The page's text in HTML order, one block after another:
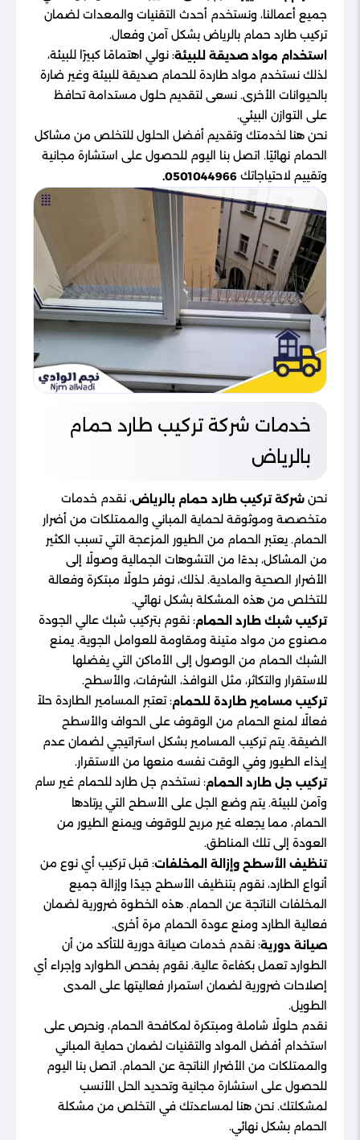
جميع أعمالنا، ونستخدم أحدث التقنيات والمعدات لضمان
تركيب طارد حمام بالرياض بشكل آمن وفعال.
استخدام مواد صديقة للبيئة: نولي اهتمامًا كبيرًا للبيئة،
لذلك نستخدم مواد طاردة للحمام صديقة للبيئة وغير ضارة
بالحيوانات الأخرى. نسعى لتقديم حلول مستدامة تحافظ
على التوازن البيئي.
نحن هنا لخدمتك وتقديم أفضل الحلول للتخلص من مشاكل
الحمام نهائيًا. اتصل بنا اليوم للحصول على استشارة مجانية
وتقييم لاحتياجاتك 0501044966.
خدمات شركة تركيب طارد حمام
بالرياض
نحن شركة تركيب طارد حمام بالرياض، نقدم خدمات
متخصصة وموثوقة لحماية المباني والممتلكات من أضرار
الحمام. يعتبر الحمام من الطيور المزعجة التي تسبب الكثير
من المشاكل، بدءًا من التشوهات الجمالية وصولًا إلى
الأضرار الصحية والمادية. لذلك، نوفر حلولًا مبتكرة وفعالة
للتخلص من هذه المشكلة بشكل نهائي.
تركيب شبك طارد الحمام: نقوم بتركيب شبك عالي الجودة
مصنوع من مواد متينة ومقاومة للعوامل الجوية. يمنع
الشبك الحمام من الوصول إلى الأماكن التي يفضلها
للاستقرار والتكاثر، مثل النوافذ، الشرفات، والأسطح.
تركيب مسامير طاردة للحمام: تعتبر المسامير الطاردة حلاً
فعالًا لمنع الحمام من الوقوف على الحواف والأسطح
الضيقة. يتم تركيب المسامير بشكل استراتيجي لضمان عدم
إيذاء الطيور وفي الوقت نفسه منعها من الاستقرار.
تركيب جل طارد الحمام: نستخدم جل طارد للحمام غير سام
وآمن للبيئة. يتم وضع الجل على الأسطح التي يرتادها
الحمام، مما يجعله غير مريح للوقوف ويمنع الطيور من
العودة إلى تلك المناطق.
تنظيف الأسطح وإزالة المخلفات: قبل تركيب أي نوع من
أنواع الطارد، نقوم بتنظيف الأسطح جيدًا وإزالة جميع
المخلفات الناتجة عن الحمام. هذه الخطوة ضرورية لضمان
فعالية الطارد ومنع عودة الحمام مرة أخرى.
صيانة دورية: نقدم خدمات صيانة دورية للتأكد من أن
الطوارد تعمل بكفاءة عالية. نقوم بفحص الطوارد وإجراء أي
إصلاحات ضرورية لضمان استمرار فعاليتها على المدى
الطويل.
نقدم حلولًا شاملة ومبتكرة لمكافحة الحمام، ونحرص على
استخدام أفضل المواد والتقنيات لضمان حماية المباني
والممتلكات من الأضرار الناتجة عن الحمام. اتصل بنا اليوم
للحصول على استشارة مجانية وتحديد الحل الأنسب
لمشكلتك. نحن هنا لمساعدتك في التخلص من مشكلة
الحمام بشكل نهائي.